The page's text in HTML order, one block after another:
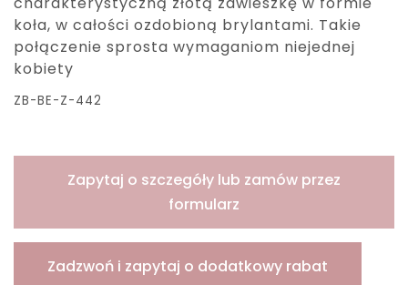
koła, w całości ozdobioną brylantami. Takie
połączenie sprosta wymaganiom niejednej
kobiety
ZB-BE-Z-442
Zapytaj o szczegóły lub zamów przez
formularz
Zadzwoń i zapytaj o dodatkowy rabat